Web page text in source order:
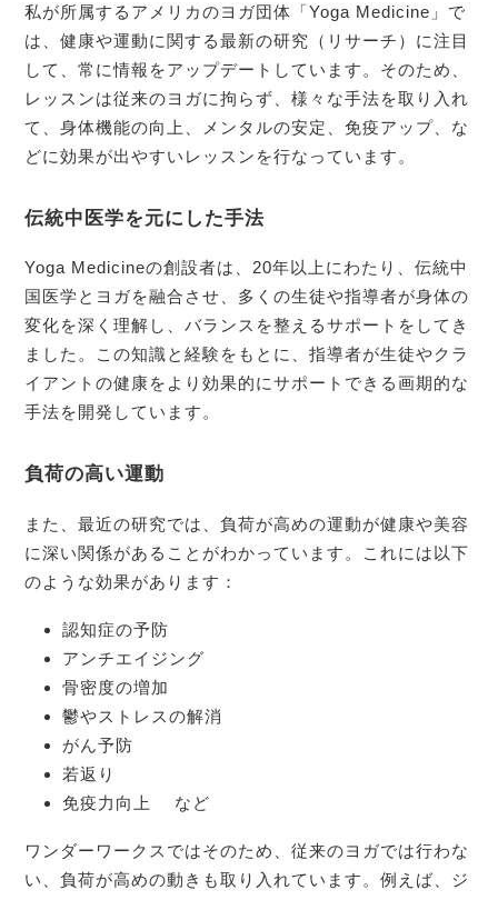
私が所属するアメリカのヨガ団体「Yoga Medicine」で
は、健康や運動に関する最新の研究（リサーチ）に注目
して、常に情報をアップデートしています。そのため、
レッスンは従来のヨガに拘らず、様々な手法を取り入れ
て、身体機能の向上、メンタルの安定、免疫アップ、な
どに効果が出やすいレッスンを行なっています。
伝統中医学を元にした手法
Yoga Medicineの創設者は、20年以上にわたり、伝統中
国医学とヨガを融合させ、多くの生徒や指導者が身体の
変化を深く理解し、バランスを整えるサポートをしてき
ました。この知識と経験をもとに、指導者が生徒やクラ
イアントの健康をより効果的にサポートできる画期的な
手法を開発しています。
負荷の高い運動
また、最近の研究では、負荷が高めの運動が健康や美容
に深い関係があることがわかっています。これには以下
のような効果があります：
認知症の予防
アンチエイジング
骨密度の増加
鬱やストレスの解消
がん予防
若返り
免疫力向上 など
ワンダーワークスではそのため、従来のヨガでは行わな
い、負荷が高めの動きも取り入れています。例えば、ジ